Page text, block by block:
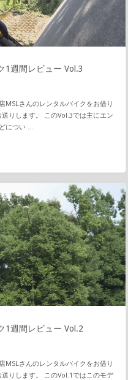
1週間レビュー Vol.3
MSLさんのレンタルバイクをお借り
送りします。 このVol.3では主にエン
につい …
1週間レビュー Vol.2
MSLさんのレンタルバイクをお借り
送りします。 このVol.1ではこのモデ